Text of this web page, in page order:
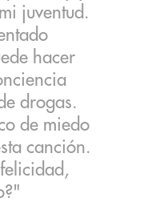
juventud.
hacer
drogas.
de miedo
canción.